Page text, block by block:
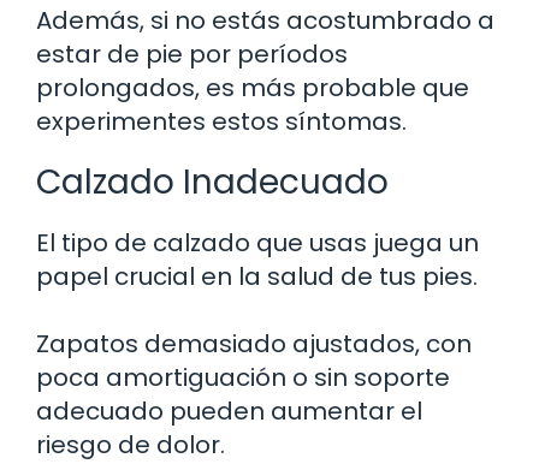
Además, si no estás acostumbrado a
estar de pie por períodos
prolongados, es más probable que
experimentes estos síntomas.
Calzado Inadecuado
El tipo de calzado que usas juega un
papel crucial en la salud de tus pies.
Zapatos demasiado ajustados, con
poca amortiguación o sin soporte
adecuado pueden aumentar el
riesgo de dolor.